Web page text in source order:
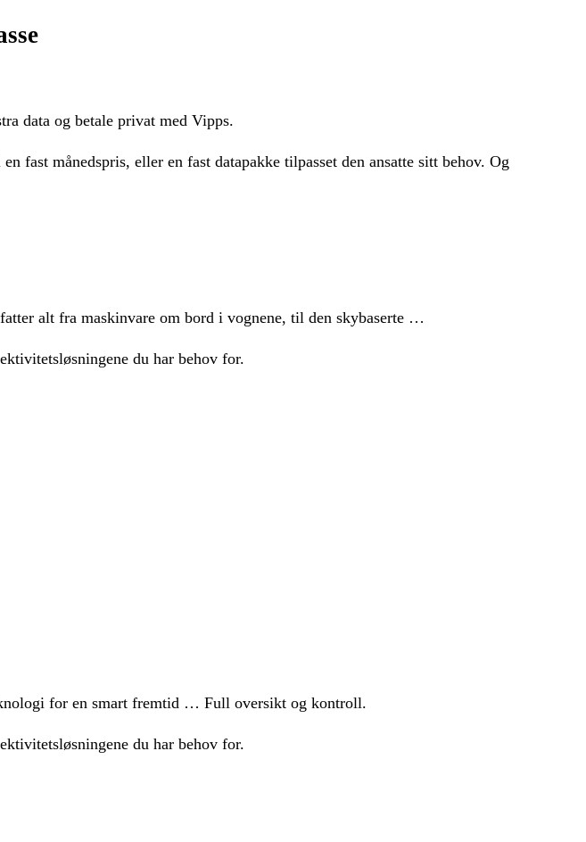
data og betale privat med Vipps.
fast månedspris, eller en fast datapakke tilpasset den ansatte sitt behov. Og
alt fra maskinvare om bord i vognene, til den skybaserte …
du har behov for.
for en smart fremtid … Full oversikt og kontroll.
du har behov for.